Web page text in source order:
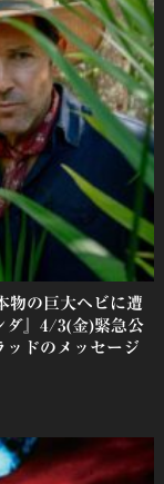
物の巨大ヘビに遭
ダ』4/3(金)緊急公
ッドのメッセージ